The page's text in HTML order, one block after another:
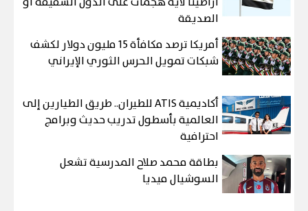
الصديقة
أمريكا ترصد مكافأة 15 مليون دولار لكشف
شبكات تمويل الحرس الثوري الإيراني
أكاديمية ATIS للطيران.. طريق الطيارين إلى
العالمية بأسطول تدريب حديث وبرامج
احترافية
بطاقة محمد صلاح المدرسية تشعل
السوشيال ميديا